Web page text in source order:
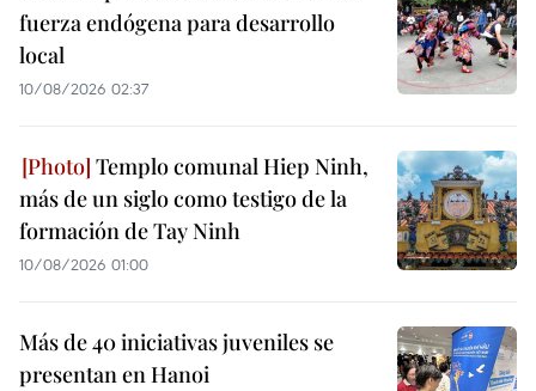
fuerza endógena para desarrollo
local
10/08/2026 02:37
Templo comunal Hiep Ninh,
más de un siglo como testigo de la
formación de Tay Ninh
10/08/2026 01:00
Más de 40 iniciativas juveniles se
presentan en Hanoi